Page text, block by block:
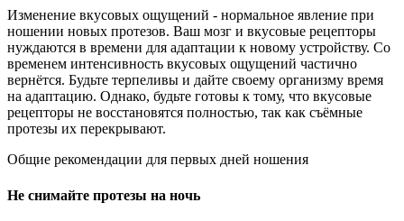
Изменение вкусовых ощущений - нормальное явление при
ношении новых протезов. Ваш мозг и вкусовые рецепторы
нуждаются в времени для адаптации к новому устройству. Со
временем интенсивность вкусовых ощущений частично
вернётся. Будьте терпеливы и дайте своему организму время
на адаптацию. Однако, будьте готовы к тому, что вкусовые
рецепторы не восстановятся полностью, так как съёмные
протезы их перекрывают.
Общие рекомендации для первых дней ношения
Не снимайте протезы на ночь